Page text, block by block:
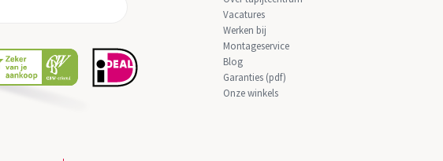
Vacatures
Werken bij
Montageservice
Blog
Garanties (pdf)
Onze winkels